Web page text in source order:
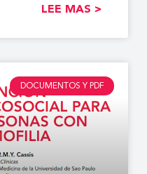
LEE MAS >
DOCUMENTOS Y PDF